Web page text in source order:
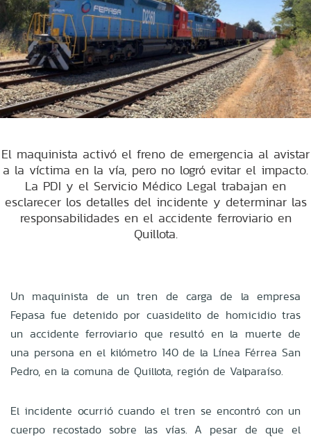
El maquinista activó el freno de emergencia al avistar
a la víctima en la vía, pero no logró evitar el impacto.
La PDI y el Servicio Médico Legal trabajan en
esclarecer los detalles del incidente y determinar las
responsabilidades en el accidente ferroviario en
Quillota.
Un maquinista de un tren de carga de la empresa
Fepasa fue detenido por cuasidelito de homicidio tras
un accidente ferroviario que resultó en la muerte de
una persona en el kilómetro 140 de la Línea Férrea San
Pedro, en la comuna de Quillota, región de Valparaíso.
El incidente ocurrió cuando el tren se encontró con un
cuerpo recostado sobre las vías. A pesar de que el